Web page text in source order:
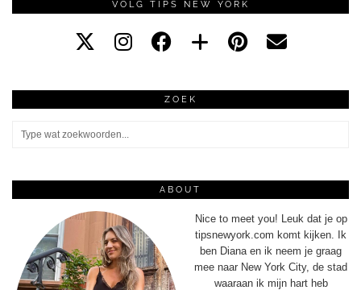
VOLG TIPS NEW YORK
ZOEK
ABOUT
Nice to meet you! Leuk dat je op
tipsnewyork.com komt kijken. Ik
ben Diana en ik neem je graag
mee naar New York City, de stad
waaraan ik mijn hart heb